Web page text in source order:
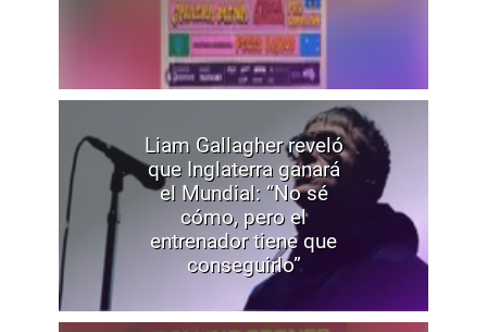
Liam Gallagher reveló
que Inglaterra ganará
el Mundial: “No sé
cómo, pero el
entrenador tiene que
conseguirlo”